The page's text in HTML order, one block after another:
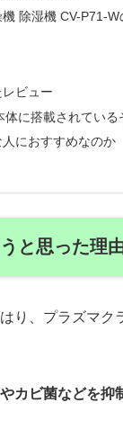
除湿機 CV-P71-W
ビュー
に搭載されている
におすすめなのか
と思った理
り、プラズマク
カビ菌などを抑